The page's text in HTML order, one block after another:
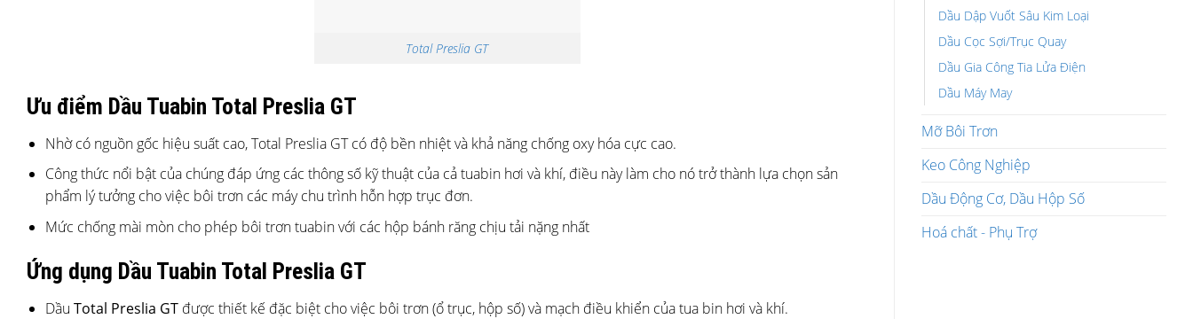
Dầu Dập Vuốt Sâu Kim Loại
Dầu Cọc Sợi/Trục Quay
Dầu Gia Công Tia Lửa Điện
Dầu Máy May
Mỡ Bôi Trơn
Keo Công Nghiệp
Dầu Động Cơ, Dầu Hộp Số
Hoá chất - Phụ Trợ
Total Preslia GT
Ưu điểm Dầu Tuabin Total Preslia GT
Nhờ có nguồn gốc hiệu suất cao, Total Preslia GT có độ bền nhiệt và khả năng chống oxy hóa cực cao.
Công thức nổi bật của chúng đáp ứng các thông số kỹ thuật của cả tuabin hơi và khí, điều này làm cho nó trở thành lựa chọn sản
phẩm lý tưởng cho việc bôi trơn các máy chu trình hỗn hợp trục đơn.
Mức chống mài mòn cho phép bôi trơn tuabin với các hộp bánh răng chịu tải nặng nhất
Ứng dụng Dầu Tuabin Total Preslia GT
Dầu Total Preslia GT được thiết kế đặc biệt cho việc bôi trơn (ổ trục, hộp số) và mạch điều khiển của tua bin hơi và khí.